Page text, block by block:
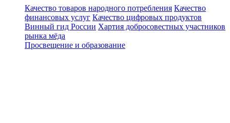
Качество товаров народного потребления Качество
финансовых услуг Качество цифровых продуктов
Винный гид России Хартия добросовестных участников
рынка мёда
Просвещение и образование